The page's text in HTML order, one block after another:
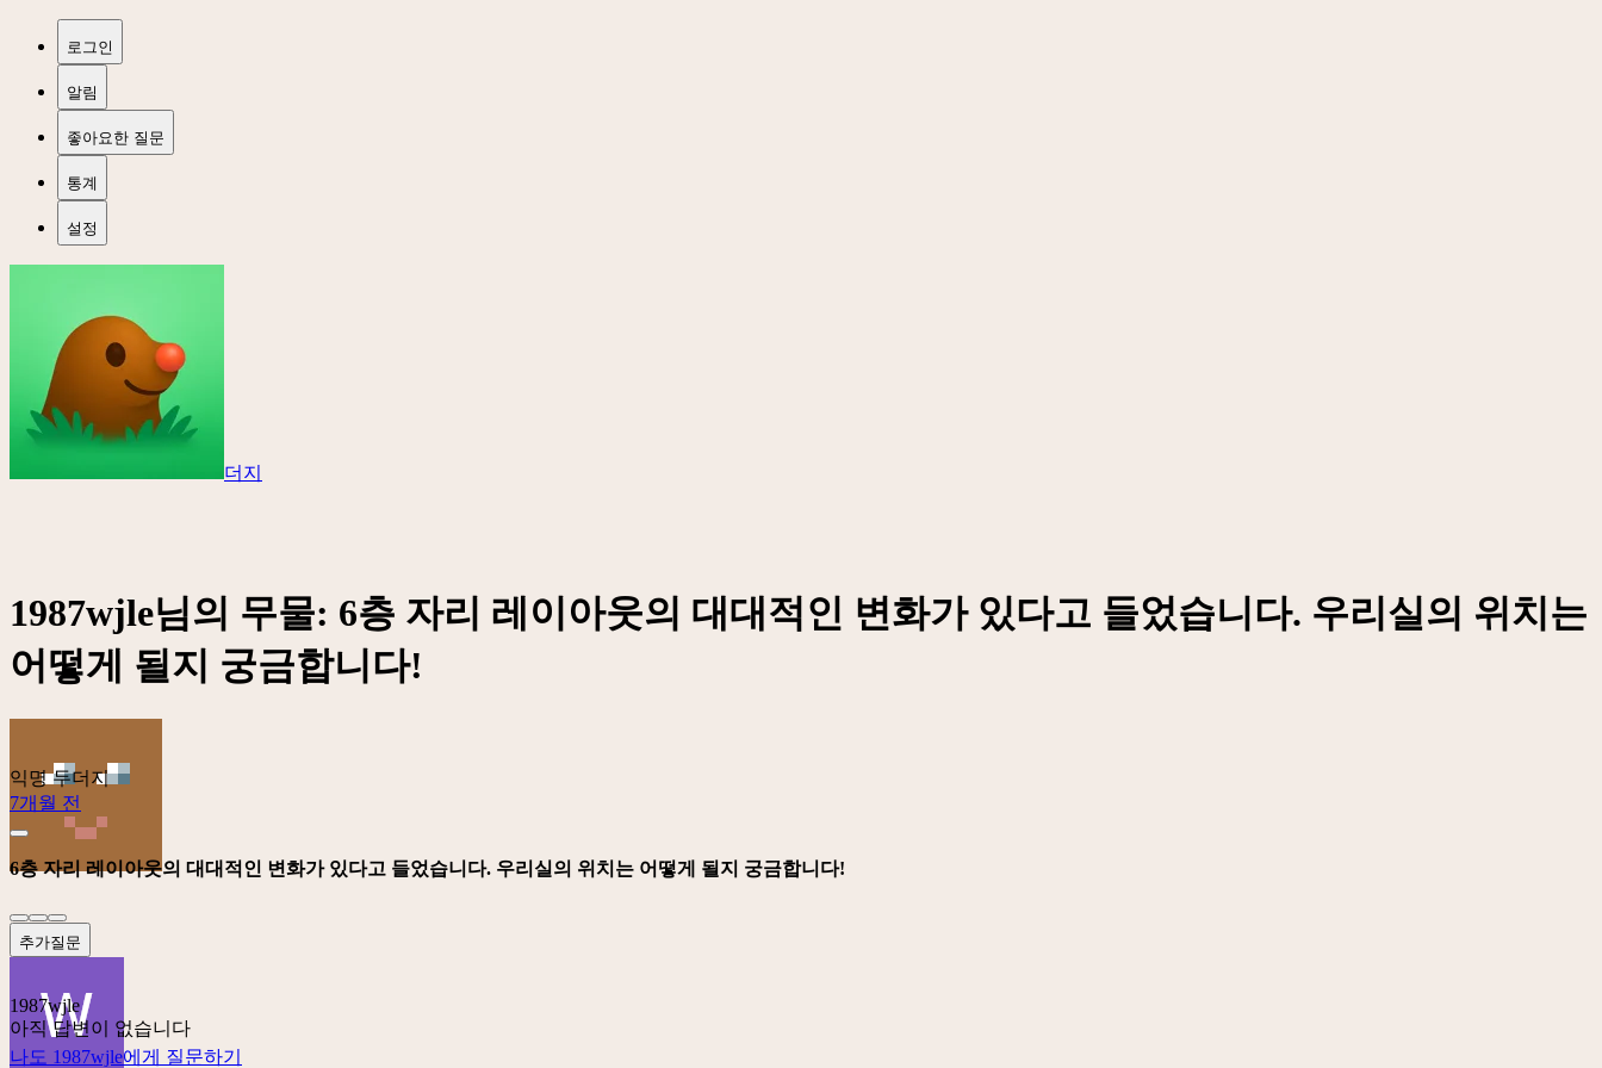
로그인
알림
좋아요한 질문
통계
설정
더지
1987wjle님의 무물: 6층 자리 레이아웃의 대대적인 변화가 있다고 들었습니다. 우리실의 위치는
어떻게 될지 궁금합니다!
익명 두더지
7개월 전
6층 자리 레이아웃의 대대적인 변화가 있다고 들었습니다. 우리실의 위치는 어떻게 될지 궁금합니다!
추가질문
1987wjle
아직 답변이 없습니다
나도 1987wjle에게 질문하기